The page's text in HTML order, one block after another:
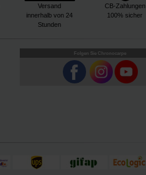
Versand
innerhalb von 24
Stunden
CB-Zahlungen
100% sicher
Folgen Sie Chronocarpe